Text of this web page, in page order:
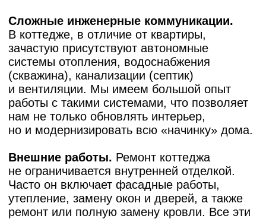
благоустройство участка: укладку
тротуарной плитки, строительство террасы,
беседки или гаража. Мы готовы взять
на себя эти задачи, чтобы вы получили
полностью завершённый проект.
Все эти особенности мы учитываем при
разработке проекта и в процессе
выполнения работ, чтобы ваш дом стал
идеальным местом для жизни.